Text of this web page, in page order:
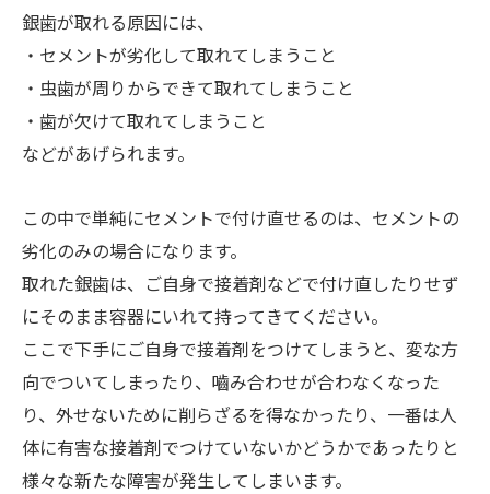
銀歯が取れる原因には、
・セメントが劣化して取れてしまうこと
・虫歯が周りからできて取れてしまうこと
・歯が欠けて取れてしまうこと
などがあげられます。
この中で単純にセメントで付け直せるのは、セメントの
劣化のみの場合になります。
取れた銀歯は、ご自身で接着剤などで付け直したりせず
にそのまま容器にいれて持ってきてください。
ここで下手にご自身で接着剤をつけてしまうと、変な方
向でついてしまったり、嚙み合わせが合わなくなった
り、外せないために削らざるを得なかったり、一番は人
体に有害な接着剤でつけていないかどうかであったりと
様々な新たな障害が発生してしまいます。